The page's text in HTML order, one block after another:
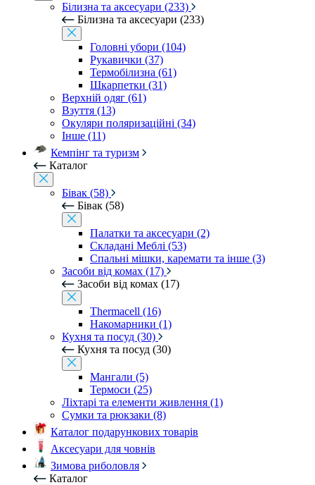
Білизна та аксесуари (233)
Білизна та аксесуари (233)
Головні убори (104)
Рукавички (37)
Термобілизна (61)
Шкарпетки (31)
Верхній одяг (61)
Взуття (13)
Окуляри поляризаційні (34)
Інше (11)
Кемпінг та туризм
Каталог
Бівак (58)
Бівак (58)
Палатки та аксесуари (2)
Складані Меблі (53)
Спальні мішки, каремати та інше (3)
Засоби від комах (17)
Засоби від комах (17)
Thermacell (16)
Накомарники (1)
Кухня та посуд (30)
Кухня та посуд (30)
Мангали (5)
Термоси (25)
Ліхтарі та елементи живлення (1)
Сумки та рюкзаки (8)
Каталог подарункових товарів
Аксесуари для човнів
Зимова риболовля
Каталог